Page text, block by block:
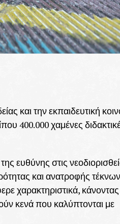
και την εκπαιδευτική
400.000 χαμένες
ευθύνης στις
και ανατροφής
χαρακτηριστικά,
κενά που καλύπτονται με